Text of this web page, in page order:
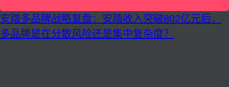
安踏多品牌战略复盘：安踏收入突破802亿元后，
多品牌是在分散风险还是集中复杂度？